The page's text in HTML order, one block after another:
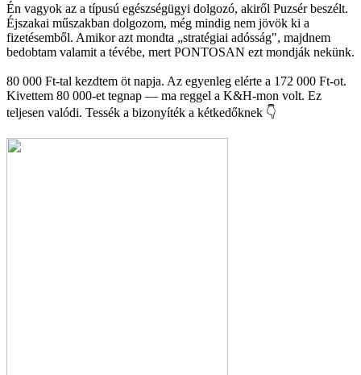
Én vagyok az a típusú egészségügyi dolgozó, akiről Puzsér beszélt.
Éjszakai műszakban dolgozom, még mindig nem jövök ki a
fizetésemből. Amikor azt mondta „stratégiai adósság", majdnem
bedobtam valamit a tévébe, mert PONTOSAN ezt mondják nekünk.
80 000 Ft-tal kezdtem öt napja. Az egyenleg elérte a 172 000 Ft-ot.
Kivettem 80 000-et tegnap — ma reggel a K&H-mon volt. Ez
teljesen valódi. Tessék a bizonyíték a kétkedőknek 👇